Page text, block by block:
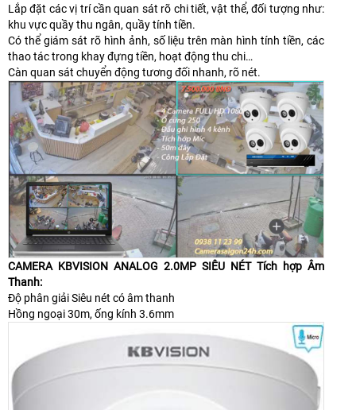
Lắp đặt các vị trí cần quan sát rõ chi tiết, vật thể, đối tượng như:
khu vực quầy thu ngân, quầy tính tiền.
Có thể giám sát rõ hình ảnh, số liệu trên màn hình tính tiền, các
thao tác trong khay đựng tiền, hoạt động thu chi…
Càn quan sát chuyển động tương đối nhanh, rõ nét.
CAMERA KBVISION ANALOG 2.0MP SIÊU NÉT Tích hợp Âm
Thanh:
Độ phân giải Siêu nét có âm thanh
Hồng ngoại 30m, ống kính 3.6mm